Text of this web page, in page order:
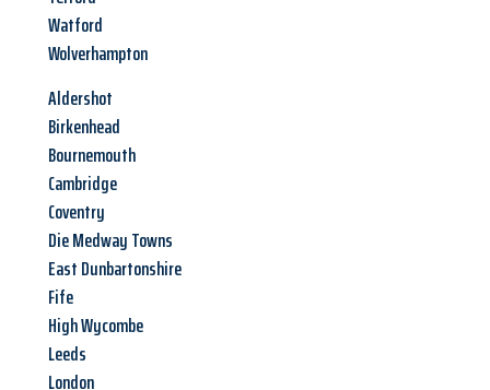
Watford
Wolverhampton
Aldershot
Birkenhead
Bournemouth
Cambridge
Coventry
Die Medway Towns
East Dunbartonshire
Fife
High Wycombe
Leeds
London